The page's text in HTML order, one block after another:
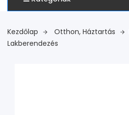
Kezdőlap Otthon, Háztartás
Lakberendezés